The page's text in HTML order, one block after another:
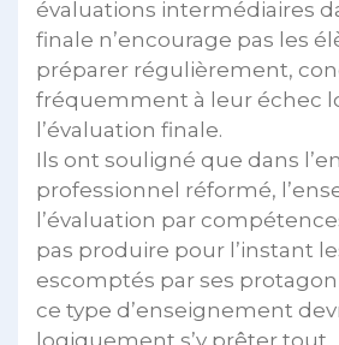
évaluations intermédiaires
finale n’encourage pas les
préparer régulièrement,
fréquemment à leur échec
l’évaluation finale.
Ils ont souligné que dans
professionnel réformé,
l’évaluation par
pas produire pour l’instant
escomptés par ses
ce type d’enseignement
logiquement s’y prêter tout